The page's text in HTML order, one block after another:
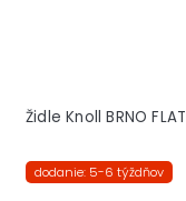
Židle Knoll BRNO
dodanie: 5-6 týždňov